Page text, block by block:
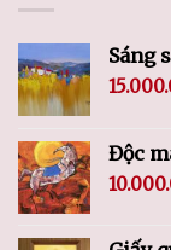
Sáng
Độc